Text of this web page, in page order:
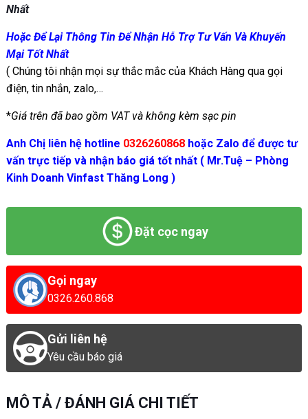
Nhất
Hoặc Để Lại Thông Tin Để Nhận Hỗ Trợ Tư Vấn Và Khuyến
Mại Tốt Nhất
( Chúng tôi nhận mọi sự thắc mắc của Khách Hàng qua gọi
điện, tin nhắn, zalo,…
*Giá trên đã bao gồm VAT và không kèm sạc pin
Anh Chị liên hệ hotline 0326260868 hoặc Zalo để được tư
vấn trực tiếp và nhận báo giá tốt nhất ( Mr.Tuệ – Phòng
Kinh Doanh Vinfast Thăng Long )
Đặt cọc ngay
Gọi ngay
0326.260.868
Gửi liên hệ
Yêu cầu báo giá
MÔ TẢ / ĐÁNH GIÁ CHI TIẾT